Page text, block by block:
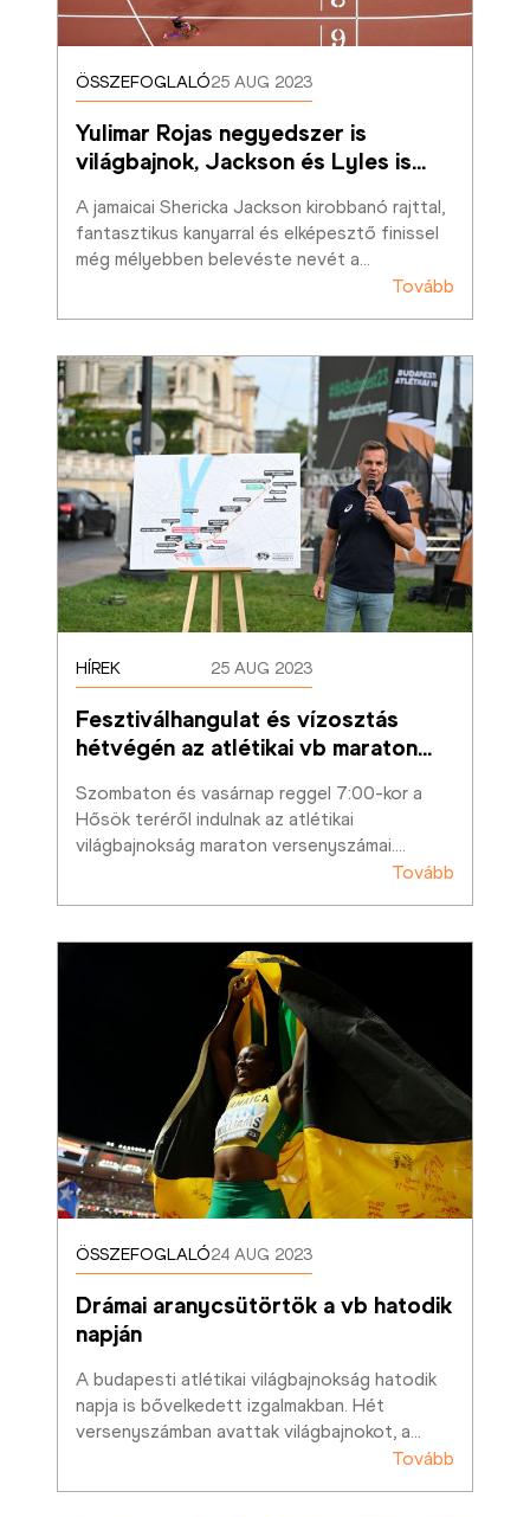
ÖSSZEFOGLALÓ25 AUG 2023
Yulimar Rojas negyedszer is
világbajnok, Jackson és Lyles is…
A jamaicai Shericka Jackson kirobbanó rajttal,
fantasztikus kanyarral és elképesztő finissel
még mélyebben belevéste nevét a
Tovább
HÍREK 25 AUG 2023
Fesztiválhangulat és vízosztás
hétvégén az atlétikai vb maraton…
Szombaton és vasárnap reggel 7:00-kor a
Hősök teréről indulnak az atlétikai
világbajnokság maraton versenyszámai.
Tovább
ÖSSZEFOGLALÓ24 AUG 2023
Drámai aranycsütörtök a vb hatodik
napján
A budapesti atlétikai világbajnokság hatodik
napja is bővelkedett izgalmakban. Hét
versenyszámban avattak világbajnokot, a…
Tovább